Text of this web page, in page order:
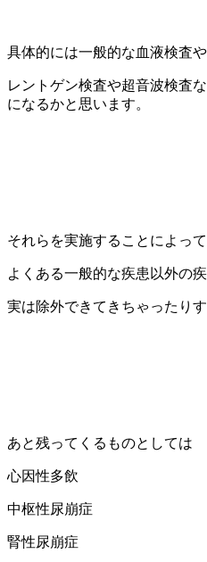
具体的には一般的な血液検査
レントゲン検査や超音波検査
になるかと思います。
それらを実施することによって
よくある一般的な疾患以外の
実は除外できてきちゃったりす
あと残ってくるものとしては
心因性多飲
中枢性尿崩症
腎性尿崩症